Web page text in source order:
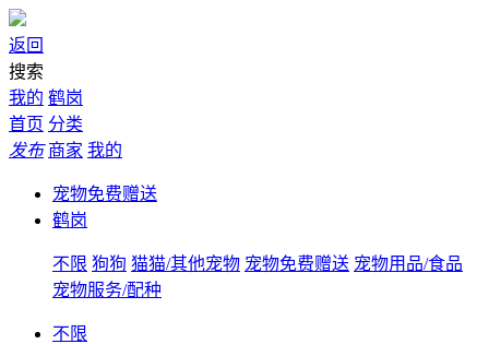
返回
搜索
我的 鹤岗
首页 分类
发布 商家 我的
宠物免费赠送
鹤岗
不限 狗狗 猫猫/其他宠物 宠物免费赠送 宠物用品/食品
宠物服务/配种
不限